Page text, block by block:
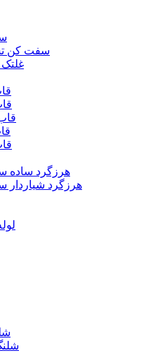
سفت کن
هرزگرد ساده
هرزگرد شیاردار